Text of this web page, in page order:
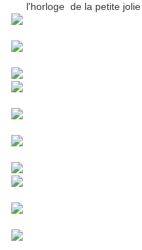
l'horloge de la petite